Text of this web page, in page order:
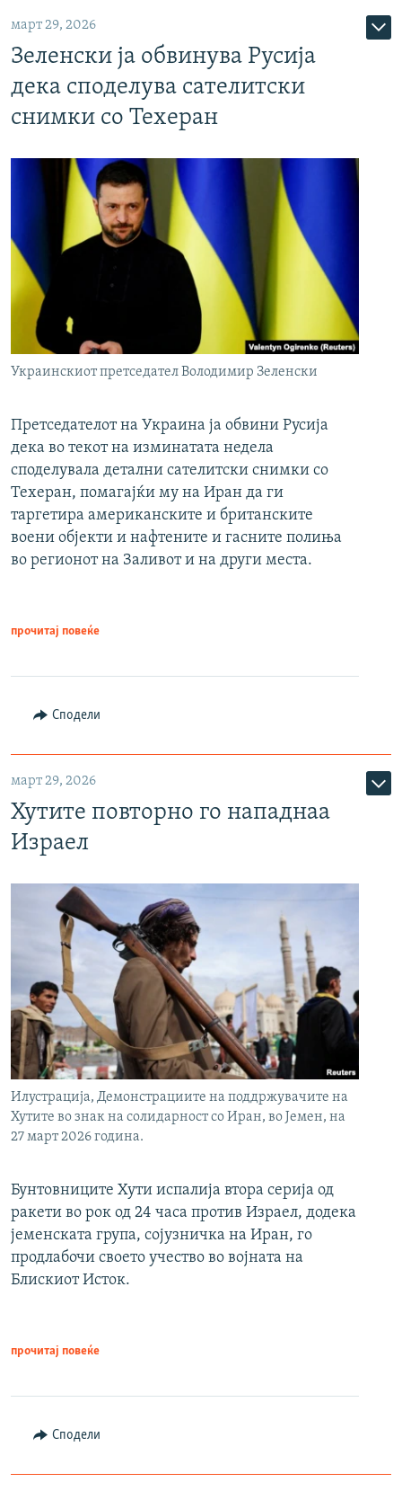
март 29, 2026
Зеленски ја обвинува Русија
дека споделува сателитски
снимки со Техеран
Украинскиот претседател Володимир Зеленски
Претседателот на Украина ја обвини Русија
дека во текот на изминатата недела
споделувала детални сателитски снимки со
Техеран, помагајќи му на Иран да ги
таргетира американските и британските
воени објекти и нафтените и гасните полиња
во регионот на Заливот и на други места.
прочитај повеќе
Сподели
март 29, 2026
Хутите повторно го нападнаа
Израел
Илустрација, Демонстрациите на поддржувачите на
Хутите во знак на солидарност со Иран, во Јемен, на
27 март 2026 година.
Бунтовниците Хути испалија втора серија од
ракети во рок од 24 часа против Израел, додека
јеменската група, сојузничка на Иран, го
продлабочи своето учество во војната на
Блискиот Исток.
прочитај повеќе
Сподели